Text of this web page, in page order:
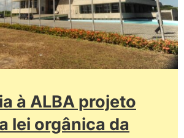
à ALBA projeto
lei orgânica da